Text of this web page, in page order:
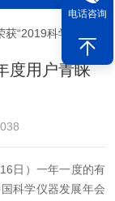
学仪器行业年度用户青睐仪器”
度用户青睐
日）一年一度的有
科学仪器发展年会
电话咨询